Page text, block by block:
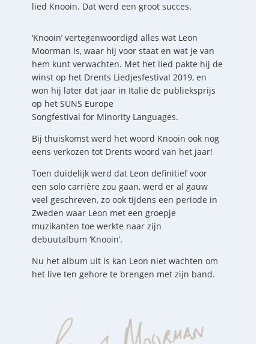
lied Knooin. Dat werd een groot succes.
‘Knooin’ vertegenwoordigd alles wat Leon
Moorman is, waar hij voor staat en wat je van
hem kunt verwachten. Met het lied pakte hij de
winst op het Drents Liedjesfestival 2019, en
won hij later dat jaar in Italië de publieksprijs
op het SUNS Europe
Songfestival for Minority Languages.
Bij thuiskomst werd het woord Knooin ook nog
eens verkozen tot Drents woord van het jaar!
Toen duidelijk werd dat Leon definitief voor
een solo carrière zou gaan, werd er al gauw
veel geschreven, zo ook tijdens een periode in
Zweden waar Leon met een groepje
muzikanten toe werkte naar zijn
debuutalbum ‘Knooin’.
Nu het album uit is kan Leon niet wachten om
het live ten gehore te brengen met zijn band.